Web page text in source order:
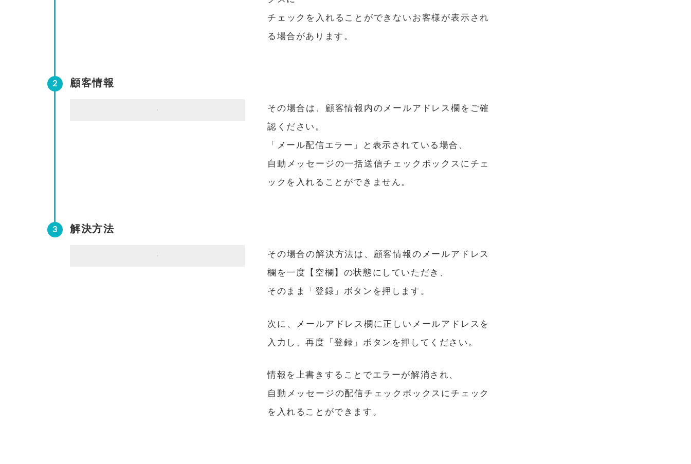
チェックを入れることができないお客様が表示され
る場合があります。
顧客情報
その場合は、顧客情報内のメールアドレス欄をご確
認ください。
「メール配信エラー」と表示されている場合、
自動メッセージの一括送信チェックボックスにチェ
ックを入れることができません。
解決方法
その場合の解決方法は、顧客情報のメールアドレス
欄を一度【空欄】の状態にしていただき、
そのまま「登録」ボタンを押します。
次に、メールアドレス欄に正しいメールアドレスを
入力し、再度「登録」ボタンを押してください。
情報を上書きすることでエラーが解消され、
自動メッセージの配信チェックボックスにチェック
を入れることができます。